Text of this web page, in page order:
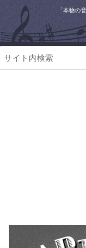
「本物の